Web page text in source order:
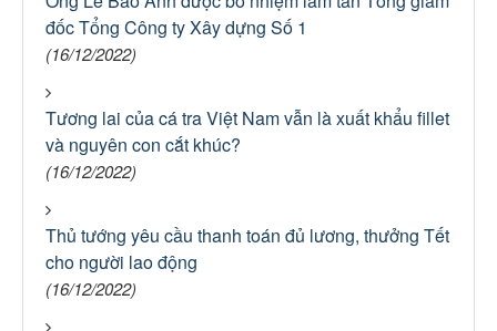
đốc Tổng Công ty Xây dựng Số 1
(16/12/2022)
Tương lai của cá tra Việt Nam vẫn là xuất khẩu fillet
và nguyên con cắt khúc?
(16/12/2022)
Thủ tướng yêu cầu thanh toán đủ lương, thưởng Tết
cho người lao động
(16/12/2022)